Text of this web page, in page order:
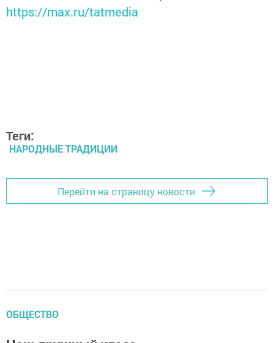
https://max.ru/tatmedia
Теги:
НАРОДНЫЕ ТРАДИЦИИ
Перейти на страницу новости
ОБЩЕСТВО